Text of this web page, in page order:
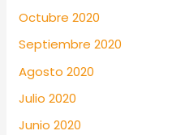
Octubre 2020
Septiembre 2020
Agosto 2020
Julio 2020
Junio 2020